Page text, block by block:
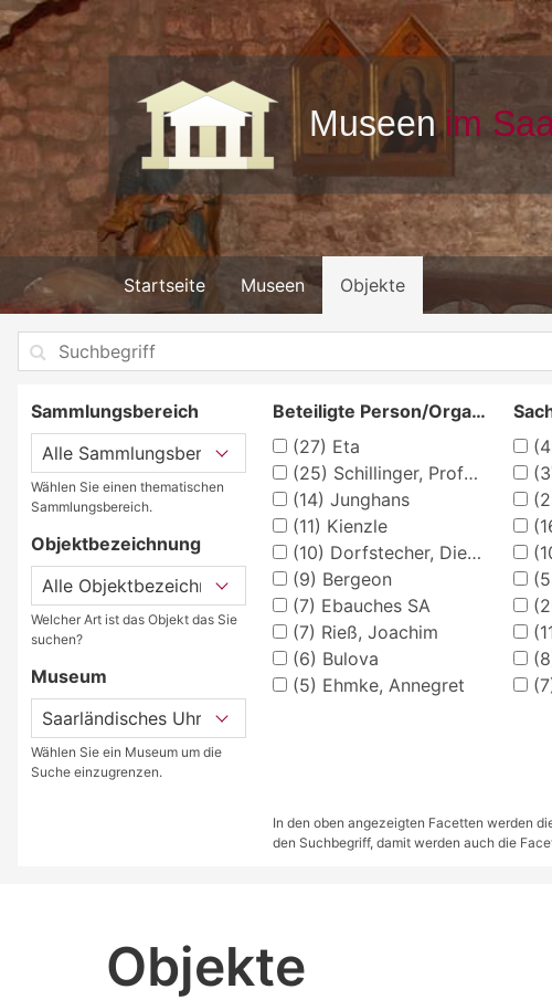
Startseite Museen Objekte
Sammlungsbereich
Wählen Sie einen thematischen
Sammlungsbereich.
Objektbezeichnung
Welcher Art ist das Objekt das Sie
suchen?
Museum
Wählen Sie ein Museum um die
Suche einzugrenzen.
Beteiligte Person/Organisation
(27) Eta
(25) Schillinger, Professor Heinz
(14) Junghans
(11) Kienzle
(10) Dorfstecher, Dietrich
(9) Bergeon
(7) Ebauches SA
(7) Rieß, Joachim
(6) Bulova
(5) Ehmke, Annegret
In den oben angezeigten Facetten werden
den Suchbegriff, damit werden auch die
Objekte